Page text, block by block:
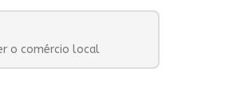
o comércio local